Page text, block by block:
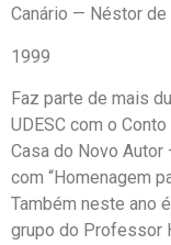
Canário — Néstor de
1999
Faz parte de mais
UDESC com o
Casa do Novo
com “Homenagem
Também neste ano
grupo do Professor